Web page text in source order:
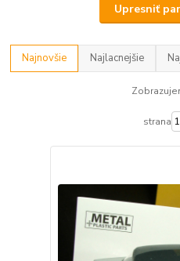
Upresniť
Najnovšie Najlacnejšie
strana